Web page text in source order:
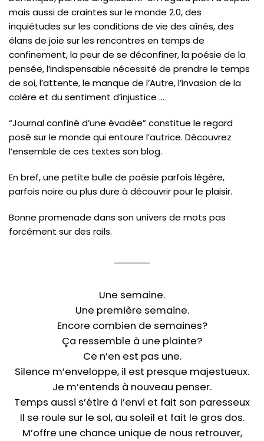
mais aussi de craintes sur le monde 2.0, des
inquiétudes sur les conditions de vie des aînés, des
élans de joie sur les rencontres en temps de
confinement, la peur de se déconfiner, la poésie de la
pensée, l’indispensable nécessité de prendre le temps
de soi, l’attente, le manque de l’Autre, l’invasion de la
colère et du sentiment d’injustice …
“Journal confiné d’une évadée” constitue le regard
posé sur le monde qui entoure l’autrice. Découvrez
l’ensemble de ces textes son blog.
En bref, une petite bulle de poésie parfois légère,
parfois noire ou plus dure à découvrir pour le plaisir.
Bonne promenade dans son univers de mots pas
forcément sur des rails.
Une semaine.
Une première semaine.
Encore combien de semaines?
Ça ressemble à une plainte?
Ce n’en est pas une.
Silence m’enveloppe, il est presque majestueux.
Je m’entends à nouveau penser.
Temps aussi s’étire à l’envi et fait son paresseux
Il se roule sur le sol, au soleil et fait le gros dos.
M’offre une chance unique de nous retrouver,